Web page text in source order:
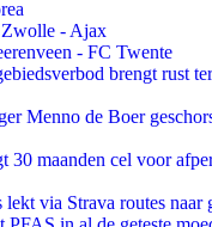
- Ajax
- FC Twente
brengt rust
Menno de Boer
30 maanden cel voor
via Strava routes naar